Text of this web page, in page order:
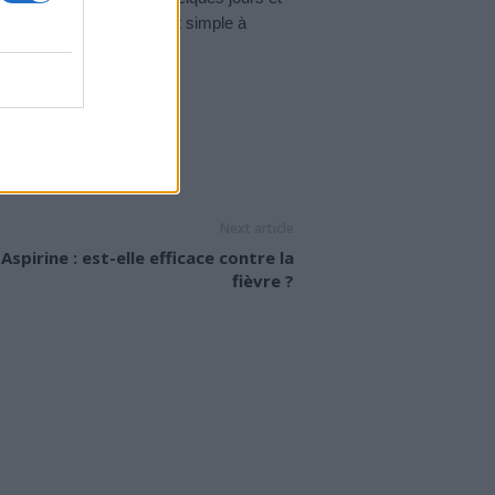
leur cause est souvent simple à
Aspirine : est-elle efficace contre la
fièvre ?